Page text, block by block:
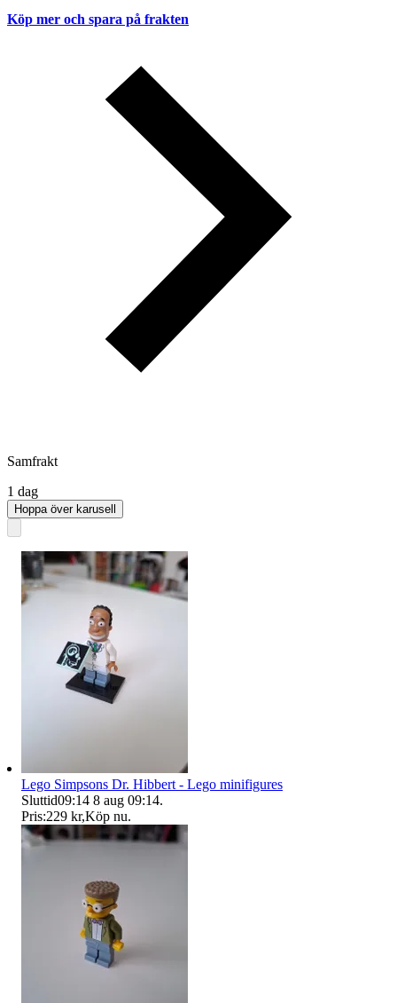
Köp mer och spara på frakten
Samfrakt
1 dag
Hoppa över karusell
Lego Simpsons Dr. Hibbert - Lego minifigures
Sluttid09:14 8 aug 09:14.
Pris:229 kr,Köp nu.